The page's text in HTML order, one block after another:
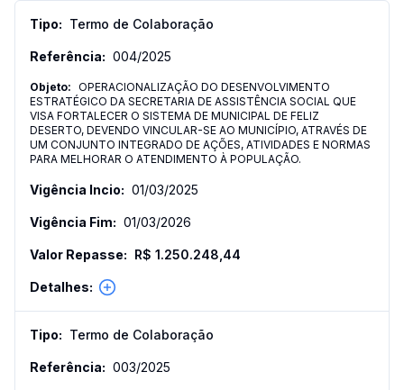
Termo de Colaboração
004/2025
OPERACIONALIZAÇÃO DO DESENVOLVIMENTO
ESTRATÉGICO DA SECRETARIA DE ASSISTÊNCIA SOCIAL QUE
VISA FORTALECER O SISTEMA DE MUNICIPAL DE FELIZ
DESERTO, DEVENDO VINCULAR-SE AO MUNICÍPIO, ATRAVÉS DE
UM CONJUNTO INTEGRADO DE AÇÕES, ATIVIDADES E NORMAS
PARA MELHORAR O ATENDIMENTO À POPULAÇÃO.
01/03/2025
01/03/2026
R$ 1.250.248,44
Termo de Colaboração
003/2025